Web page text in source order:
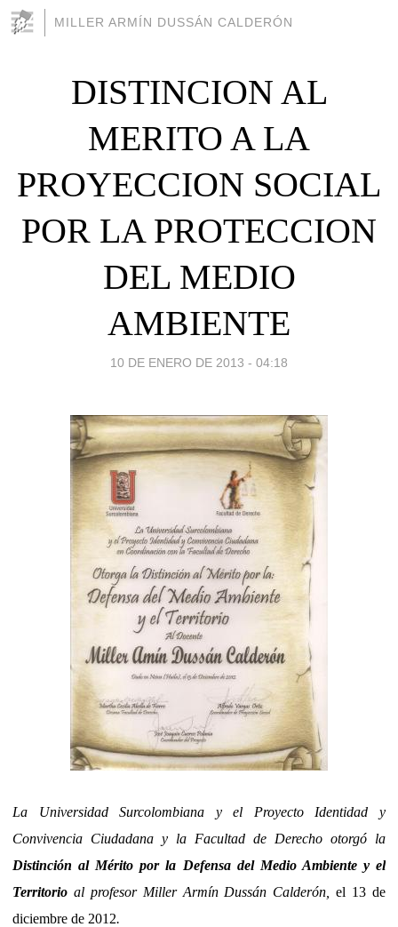
MILLER ARMÍN DUSSÁN CALDERÓN
DISTINCION AL
MERITO A LA
PROYECCION SOCIAL
POR LA PROTECCION
DEL MEDIO
AMBIENTE
10 DE ENERO DE 2013 - 04:18
La Universidad Surcolombiana y el Proyecto Identidad y
Convivencia Ciudadana y la Facultad de Derecho otorgó la
Distinción al Mérito por la Defensa del Medio Ambiente y el
Territorio al profesor Miller Armín Dussán Calderón,el 13 de
diciembre de 2012.